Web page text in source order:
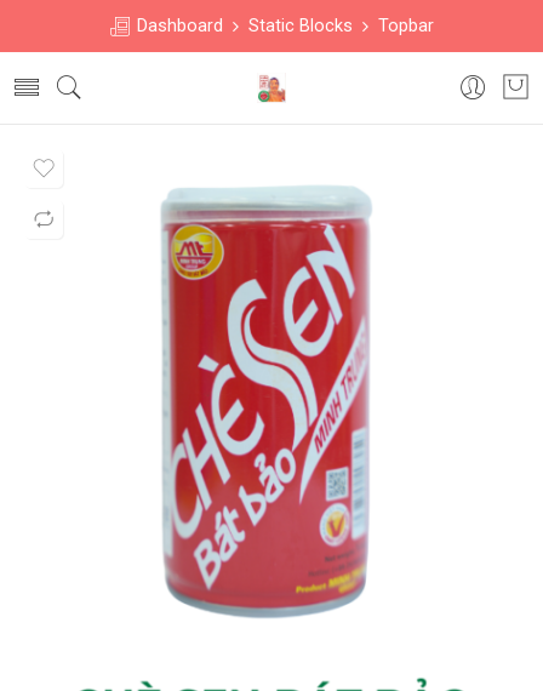
Dashboard Static Blocks Topbar